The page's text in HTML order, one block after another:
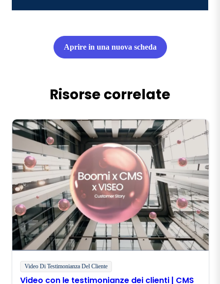
Aprire in una nuova scheda
Risorse correlate
Video Di Testimonianza Del Cliente
Video con le testimonianze dei clienti | CMS